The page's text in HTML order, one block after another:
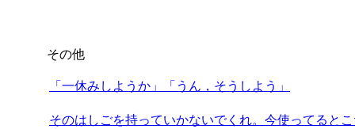
その他
「一休みしようか」「うん，そうしよう」
そのはしごを持っていかないでくれ。今使ってると